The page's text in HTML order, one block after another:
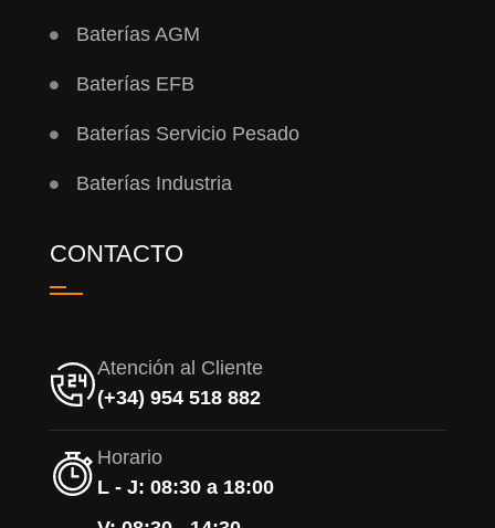
Baterías AGM
Baterías EFB
Baterías Servicio Pesado
Baterías Industria
CONTACTO
Atención al Cliente
(+34) 954 518 882
Horario
L - J: 08:30 a 18:00